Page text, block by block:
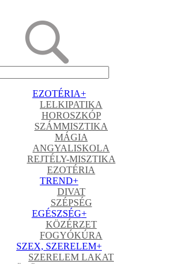
EZOTÉRIA+
LELKIPATIKA
HOROSZKÓP
SZÁMMISZTIKA
MÁGIA
ANGYALISKOLA
REJTÉLY-MISZTIKA
EZOTÉRIA
TREND+
DIVAT
SZÉPSÉG
EGÉSZSÉG+
KÖZÉRZET
FOGYÓKÚRA
SZEX, SZERELEM+
SZERELEM LAKAT